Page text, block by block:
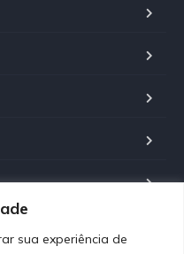
sua experiência de